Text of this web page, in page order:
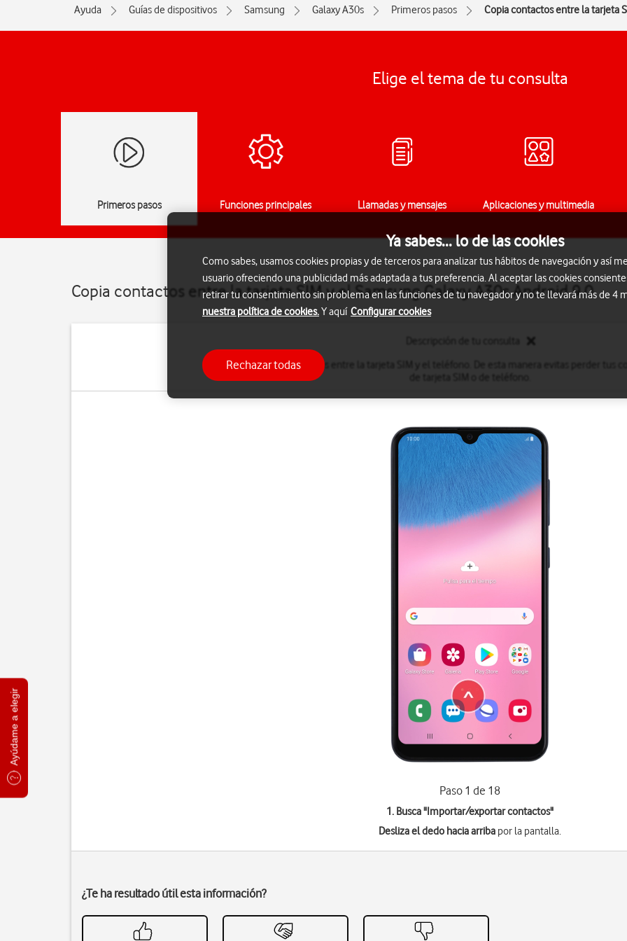
Ayúdame a elegir
Ayuda Guías de dispositivos Samsung Galaxy A30s Primeros pasos Copia contactos entre la tarjeta
Elige el tema de tu consulta
Primeros pasos Funciones principales Llamadas y mensajes Aplicaciones y multimedia
Copia contactos entre la tarjeta SIM y el Samsung Galaxy A30s Android 9.0
Puedes copiar tus contactos entre la tarjeta SIM y el teléfono. De esta manera evitas perder tus
Paso 1 de 18
1. Busca "Importar/exportar contactos"
Desliza el dedo hacia arriba por la pantalla.
¿Te ha resultado útil esta información?
Ya sabes... lo de las cookies
Como sabes, usamos cookies propias y de terceros para analizar tus hábitos de navegación y así
usuario ofreciendo una publicidad más adaptada a tus preferencia. Al aceptar las cookies
retirar tu consentimiento sin problema en las funciones de tu navegador y no te llevará más de 4
nuestra política de cookies.Y aquí Configurar cookies
Rechazar todas